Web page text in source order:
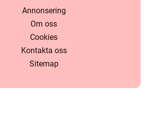
Annonsering
Om oss
Cookies
Kontakta oss
Sitemap